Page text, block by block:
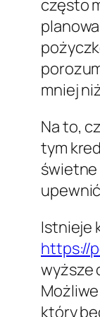
często
mniej
Na to,
tym
świetne
Istnieje
https://
wyższe
który